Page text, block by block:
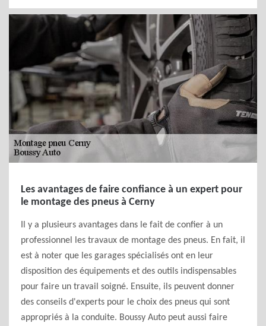
Les avantages de faire confiance à un expert pour
le montage des pneus à Cerny
Il y a plusieurs avantages dans le fait de confier à un
professionnel les travaux de montage des pneus. En fait, il
est à noter que les garages spécialisés ont en leur
disposition des équipements et des outils indispensables
pour faire un travail soigné. Ensuite, ils peuvent donner
des conseils d'experts pour le choix des pneus qui sont
appropriés à la conduite. Boussy Auto peut aussi faire